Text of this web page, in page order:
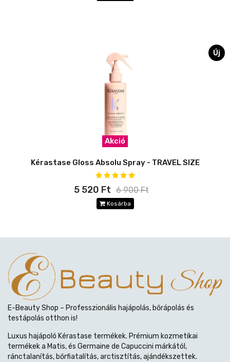
Új
Akció
Kérastase Gloss Absolu Spray - TRAVEL SIZE
5 520 Ft 6 900 Ft
Kosárba
E-Beauty Shop – Professzionális hajápolás, bőrápolás és
testápolás otthon is!
Luxus hajápoló Kérastase termékek. Prémium kozmetikai
termékek a Matis, és Germaine de Capuccini márkától,
ránctalanítás, bőrfiatalítás, arctisztítás, ajándékszettek.